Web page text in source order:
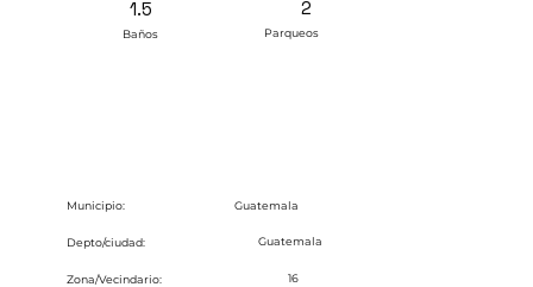
1.5
Baños
2
Parqueos
Municipio: Guatemala
Depto/ciudad: Guatemala
Zona/Vecindario: 16